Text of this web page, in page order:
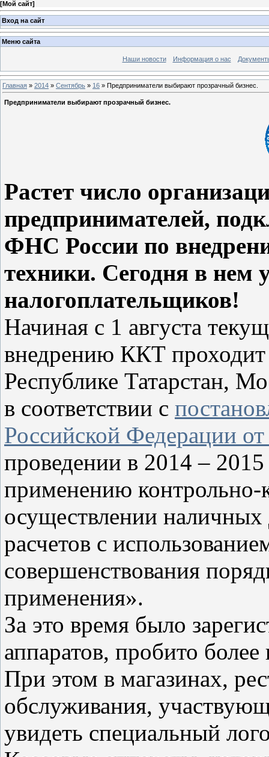
[Мой сайт]
Вход на сайт
Меню сайта
Наши новости Информация о нас
Главная » 2014 » Сентябрь » 16 » Предприниматели выбирают прозрачный бизнес.
Предприниматели выбирают прозрачный бизнес.
Растет число
предпринимателей,
ФНС России по
техники. Сегодня в нем
налогоплательщиков!
Начиная с 1 августа
внедрению ККТ
Республике Татарстан,
в соответствии с
Российской Федерации
проведении в 2014 –
применению контрольно-
осуществлении
расчетов с
совершенствования
применения».
За это время было
аппаратов, пробито
При этом в магазинах,
обслуживания,
увидеть специальный